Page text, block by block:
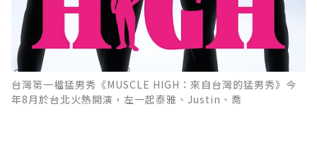
台灣第一檔猛男秀《MUSCLE HIGH：來自台灣的猛男秀》今
年8月於台北火熱開演，左一起泰雅、Justin、喬